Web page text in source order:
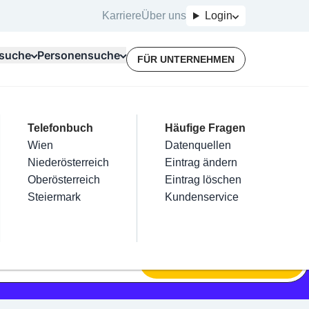
KarriereÜber uns Login
Kategorien
Friseur
Nägel
Haarentfernung
Make-Up
Für Unternehmer
Terminbuchung
Kostenlose Beratung
Top Branchen
Elektriker
Installateure
Maler & Lackierer
Branchen A-Z
Mein Firmeneintrag
Eintrag hinzufügen
Eintrag beanspruchen
Eintrag verwalten
Eintrag bewerben
Personensuche
Telefonbuch
Wien
Niederösterreich
Oberösterreich
Steiermark
Häufige Fragen
Datenquellen
Eintrag ändern
Eintrag löschen
Kundenservice
FÜR UNTERNEHMEN